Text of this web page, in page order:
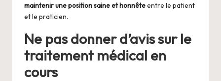
maintenir une position saine et honnêteentre le patient
et le praticien.
Ne pas donner d’avis sur le
traitement médical en
cours